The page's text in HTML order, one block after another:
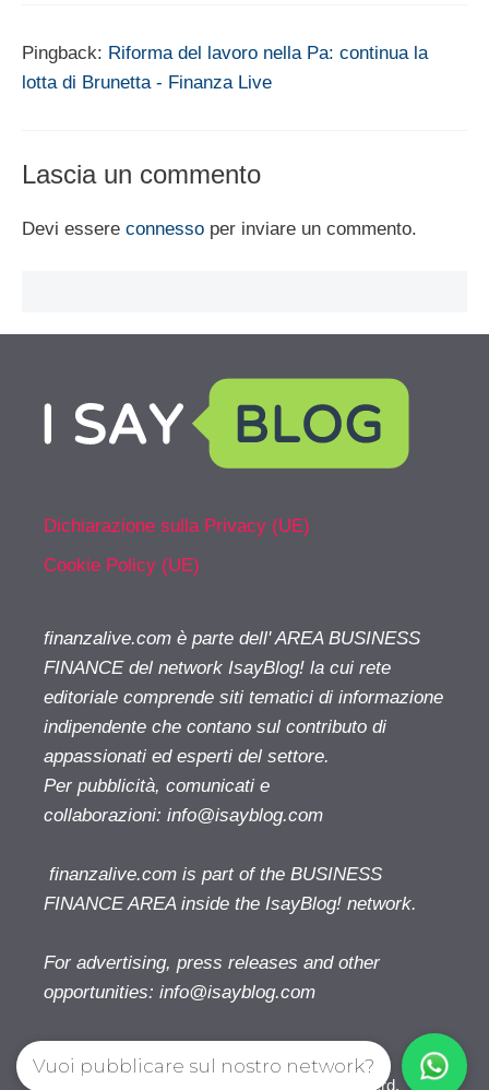
Pingback: Riforma del lavoro nella Pa: continua la
lotta di Brunetta - Finanza Live
Lascia un commento
Devi essere connesso per inviare un commento.
Dichiarazione sulla Privacy (UE)
Cookie Policy (UE)
finanzalive.com è parte dell' AREA BUSINESS
FINANCE del network IsayBlog! la cui rete
editoriale comprende siti tematici di informazione
indipendente che contano sul contributo di
appassionati ed esperti del settore.
Per pubblicità, comunicati e
collaborazioni: info@isayblog.com
finanzalive.com is part of the BUSINESS
FINANCE AREA inside the IsayBlog! network.
For advertising, press releases and other
opportunities: info@isayblog.com
Finanzalive.com © 2026. All right reserverd.
Vuoi pubblicare sul nostro network?